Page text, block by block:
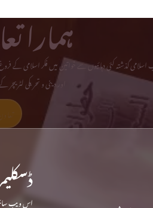
ہمارا
اسلامی گذشتہ کئی دہائیوں سے خواتین میں فکر
اور دینی و تحریکی
اس ویب